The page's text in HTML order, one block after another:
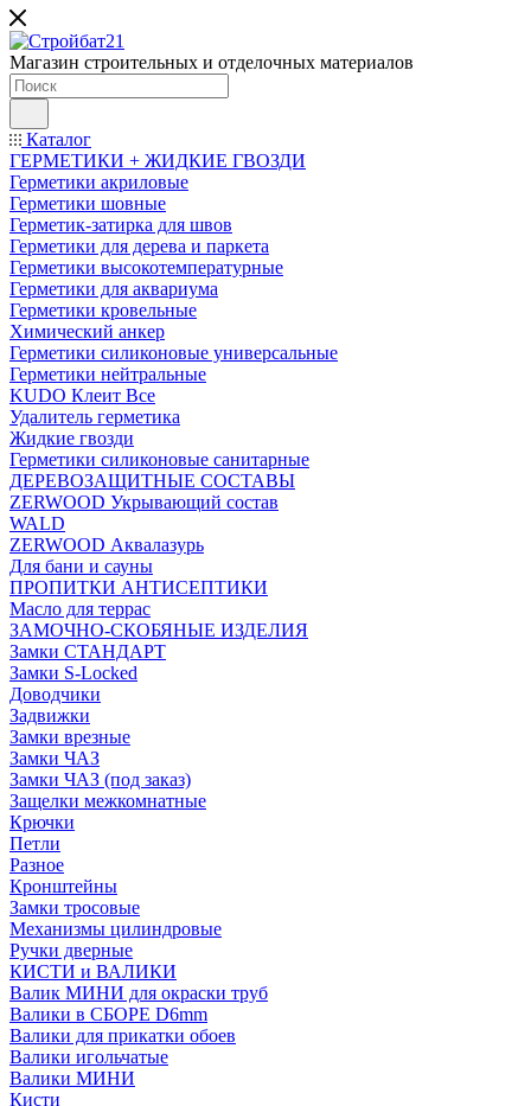
Магазин строительных и отделочных материалов
Каталог
ГЕРМЕТИКИ + ЖИДКИЕ ГВОЗДИ
Герметики акриловые
Герметики шовные
Герметик-затирка для швов
Герметики для дерева и паркета
Герметики высокотемпературные
Герметики для аквариума
Герметики кровельные
Химический анкер
Герметики силиконовые универсальные
Герметики нейтральные
KUDO Клеит Все
Удалитель герметика
Жидкие гвозди
Герметики силиконовые санитарные
ДЕРЕВОЗАЩИТНЫЕ СОСТАВЫ
ZERWOOD Укрывающий состав
WALD
ZERWOOD Аквалазурь
Для бани и сауны
ПРОПИТКИ АНТИСЕПТИКИ
Масло для террас
ЗАМОЧНО-СКОБЯНЫЕ ИЗДЕЛИЯ
Замки СТАНДАРТ
Замки S-Locked
Доводчики
Задвижки
Замки врезные
Замки ЧАЗ
Замки ЧАЗ (под заказ)
Защелки межкомнатные
Крючки
Петли
Разное
Кронштейны
Замки тросовые
Механизмы цилиндровые
Ручки дверные
КИСТИ и ВАЛИКИ
Валик МИНИ для окраски труб
Валики в СБОРЕ D6mm
Валики для прикатки обоев
Валики игольчатые
Валики МИНИ
Кисти